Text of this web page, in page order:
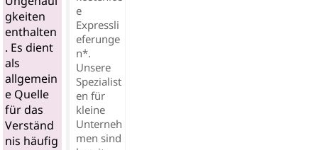
gkeiten
enthalten
. Es dient
als
allgemein
e Quelle
für das
Verständ
nis häufig
e
Expressli
eferunge
n*.
Unsere
Spezialist
en für
kleine
Unterneh
men sind